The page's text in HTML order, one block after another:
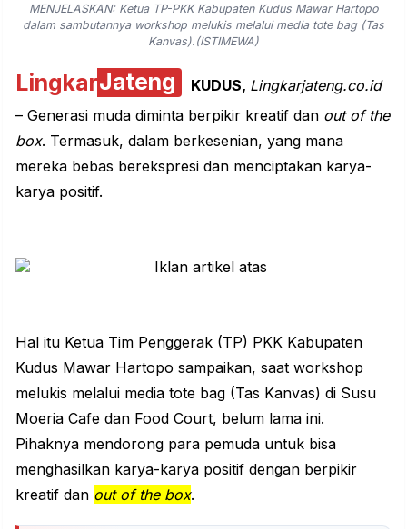
MENJELASKAN: Ketua TP-PKK Kabupaten Kudus Mawar Hartopo
dalam sambutannya workshop melukis melalui media tote bag (Tas
Kanvas).(ISTIMEWA)
LingkarJateng KUDUS, Lingkarjateng.co.id
– Generasi muda diminta berpikir kreatif dan out of the
box. Termasuk, dalam berkesenian, yang mana
mereka bebas berekspresi dan menciptakan karya-
karya positif.
Hal itu Ketua Tim Penggerak (TP) PKK Kabupaten
Kudus Mawar Hartopo sampaikan, saat workshop
melukis melalui media tote bag (Tas Kanvas) di Susu
Moeria Cafe dan Food Court, belum lama ini.
Pihaknya mendorong para pemuda untuk bisa
menghasilkan karya-karya positif dengan berpikir
kreatif dan out of the box.